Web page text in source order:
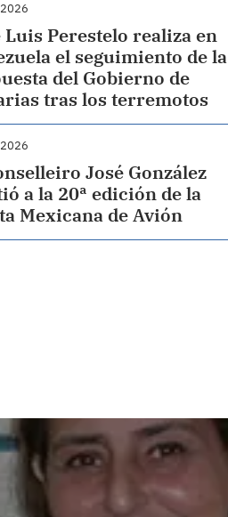
Luis Perestelo realiza en
el seguimiento de la
del Gobierno de
tras los terremotos
José González
a la 20ª edición de la
Mexicana de Avión